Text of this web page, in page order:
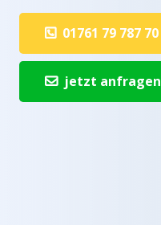
01761 79 787 70
jetzt anfragen